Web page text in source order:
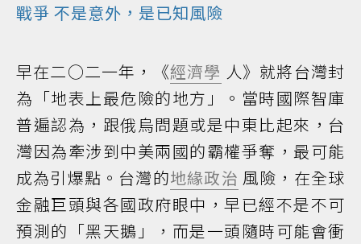
戰爭 不是意外，是已知風險
早在二○二一年，《經濟學 人》就將台灣封
為「地表上最危險的地方」。當時國際智庫
普遍認為，跟俄烏問題或是中東比起來，台
灣因為牽涉到中美兩國的霸權爭奪，最可能
成為引爆點。台灣的地緣政治 風險，在全球
金融巨頭與各國政府眼中，早已經不是不可
預測的「黑天鵝」，而是一頭隨時可能會衝